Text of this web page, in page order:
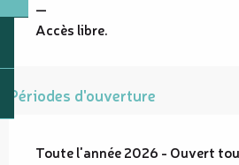
—
Accès libre.
Périodes d'ouverture
Toute l'année 2026 - Ouvert